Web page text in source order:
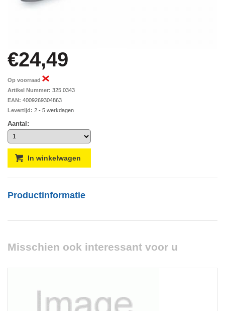
€24,49
Op voorraad
Artikel Nummer: 325.0343
EAN: 4009269304863
Levertijd: 2 - 5 werkdagen
Aantal:
Productinformatie
Misschien ook interessant voor u